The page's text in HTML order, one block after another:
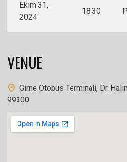
Ekim 31,
2024
18:30
VENUE
Girne Otobüs Terminali, Dr.
99300